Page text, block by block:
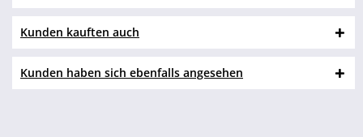
Kunden kauften auch
Kunden haben sich ebenfalls angesehen